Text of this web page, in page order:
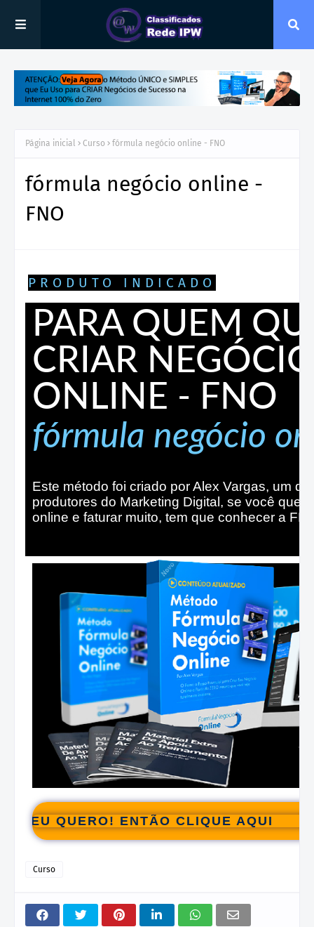
Página inicial Curso fórmula negócio online - FNO
fórmula negócio online -
FNO
PRODUTO INDICADO
PARA QUEM
CRIAR
ONLINE - FNO
fórmula negócio
Este método foi criado por Alex Vargas, um
produtores do Marketing Digital, se você quer
online e faturar muito, tem que conhecer a
EU QUERO! ENTÃO CLIQUE AQUI
Curso